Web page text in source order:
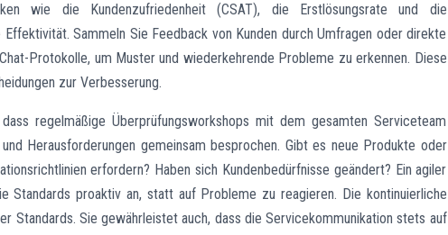
wie die Kundenzufriedenheit (CSAT), die Erstlösungsrate und die
Sammeln Sie Feedback von Kunden durch Umfragen oder direkte
Protokolle, um Muster und wiederkehrende Probleme zu erkennen. Diese
zur Verbesserung.
regelmäßige Überprüfungsworkshops mit dem gesamten Serviceteam
Herausforderungen gemeinsam besprochen. Gibt es neue Produkte oder
erfordern? Haben sich Kundenbedürfnisse geändert? Ein agiler
Standards proaktiv an, statt auf Probleme zu reagieren. Die kontinuierliche
Standards. Sie gewährleistet auch, dass die Servicekommunikation stets auf